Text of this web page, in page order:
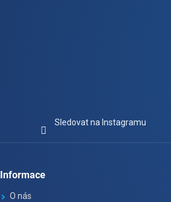
Sledovat na Instagramu
Informace
O nás